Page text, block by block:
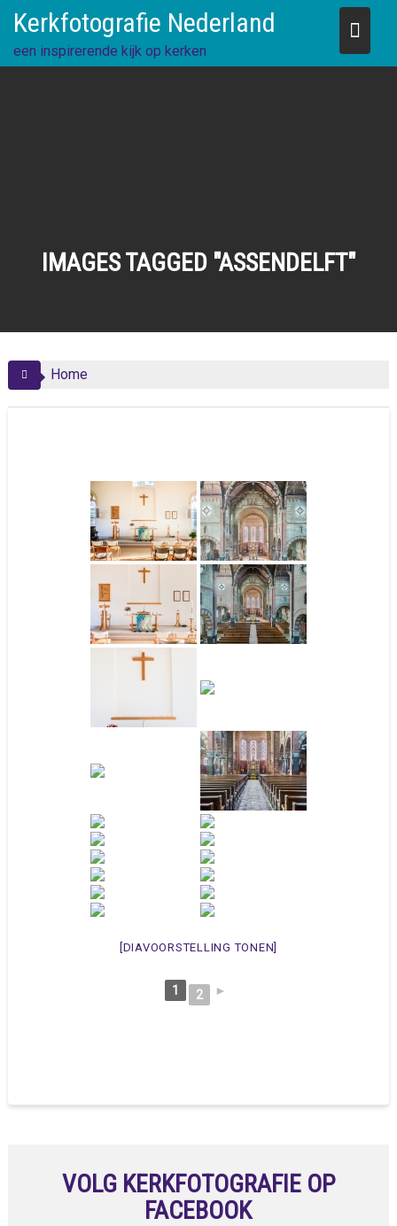
content
Kerkfotografie Nederland
een inspirerende kijk op kerken
IMAGES TAGGED "ASSENDELFT"
Home
[DIAVOORSTELLING TONEN]
1 2 ►
VOLG KERKFOTOGRAFIE OP
FACEBOOK